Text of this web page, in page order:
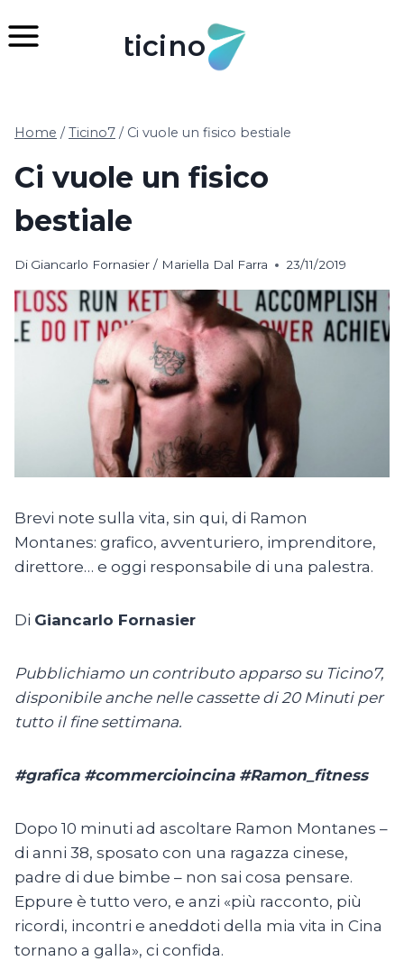
al
ticino
Home / Ticino7 / Ci vuole un fisico bestiale
Ci vuole un fisico
bestiale
Di Giancarlo Fornasier / Mariella Dal Farra 23/11/2019
Brevi note sulla vita, sin qui, di Ramon
Montanes: grafico, avventuriero, imprenditore,
direttore… e oggi responsabile di una palestra.
Di Giancarlo Fornasier
Pubblichiamo un contributo apparso su Ticino7,
disponibile anche nelle cassette di 20 Minuti per
tutto il fine settimana.
#grafica #commercioincina #Ramon_fitness
Dopo 10 minuti ad ascoltare Ramon Montanes –
di anni 38, sposato con una ragazza cinese,
padre di due bimbe – non sai cosa pensare.
Eppure è tutto vero, e anzi «più racconto, più
ricordi, incontri e aneddoti della mia vita in Cina
tornano a galla», ci confida.